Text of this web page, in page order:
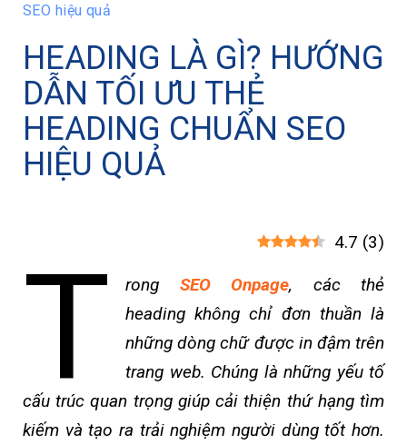
SEO hiệu quả
HEADING LÀ GÌ? HƯỚNG
DẪN TỐI ƯU THẺ
HEADING CHUẨN SEO
HIỆU QUẢ
4.7 (3)
T rong SEO Onpage, các thẻ
heading không chỉ đơn thuần là
những dòng chữ được in đậm trên
trang web. Chúng là những yếu tố
cấu trúc quan trọng giúp cải thiện thứ hạng tìm
kiếm và tạo ra trải nghiệm người dùng tốt hơn.